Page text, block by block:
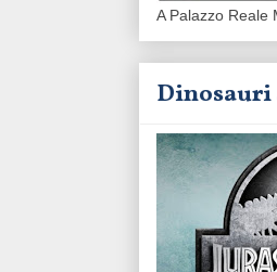
A Palazzo Reale